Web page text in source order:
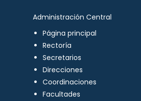
Administración Central
Página principal
Rectoría
Secretarios
Direcciones
Coordinaciones
Facultades